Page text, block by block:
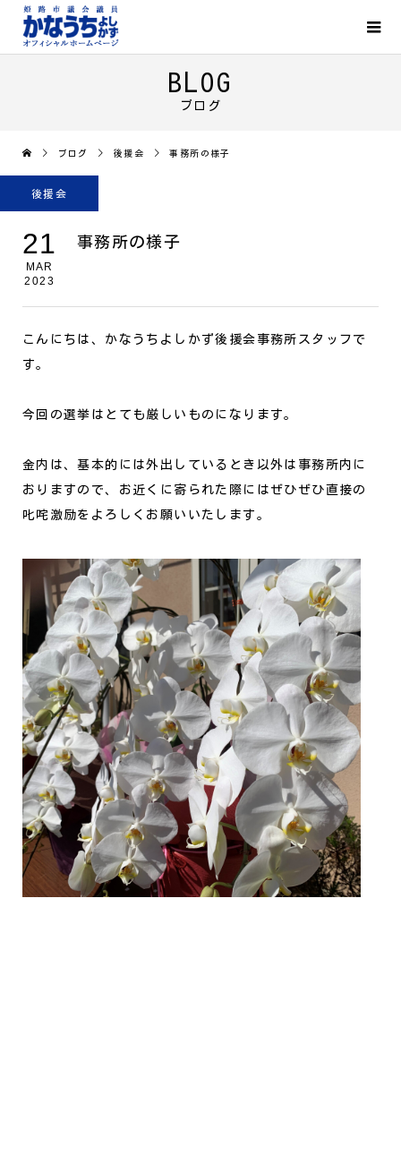
BLOG
ブログ
ブログ 後援会 事務所の様子
後援会
21
MAR
2023
事務所の様子
こんにちは、かなうちよしかず後援会事務所スタッフで
す。
今回の選挙はとても厳しいものになります。
金内は、基本的には外出しているとき以外は事務所内に
おりますので、お近くに寄られた際にはぜひぜひ直接の
叱咤激励をよろしくお願いいたします。